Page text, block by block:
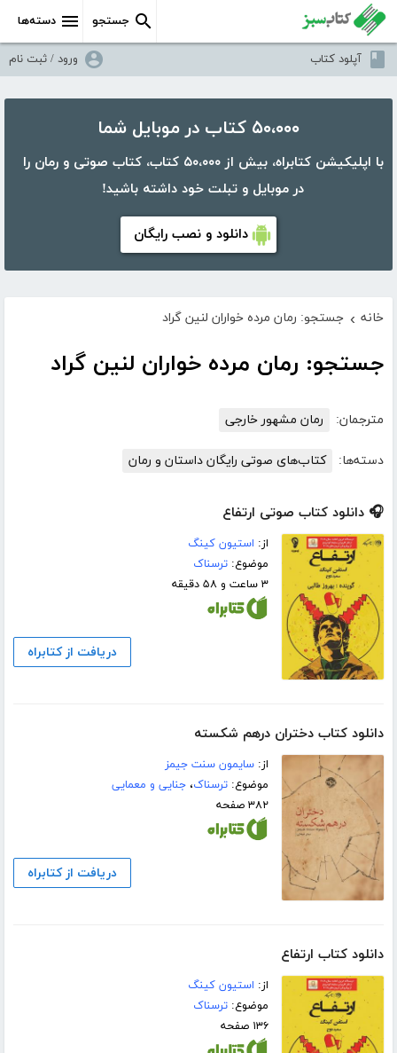
دسته‌ها جستجو
آپلود کتاب ورود / ثبت نام
۵۰،۰۰۰ کتاب در موبایل شما
با اپلیکیشن کتابراه، بیش از ۵۰،۰۰۰ کتاب، کتاب صوتی و رمان را
در موبایل و تبلت خود داشته باشید!
دانلود و نصب رایگان
خانه › جستجو: رمان مرده خواران لنین گراد
جستجو: رمان مرده خواران لنین گراد
مترجمان: رمان مشهور خارجی
دسته‌ها: کتاب‌های صوتی رایگان داستان و رمان
🎧 دانلود کتاب صوتی ارتفاع
از: استیون کینگ
موضوع:ترسناک
۳ ساعت و ۵۸ دقیقه
دریافت از کتابراه
دانلود کتاب دختران درهم شکسته
از:سایمون سنت جیمز
موضوع:ترسناک،جنایی و معمایی
۳۸۲ صفحه
دریافت از کتابراه
دانلود کتاب ارتفاع
از: استیون کینگ
موضوع:ترسناک
۱۳۶ صفحه